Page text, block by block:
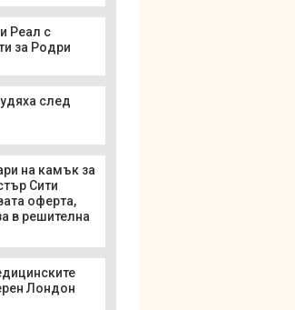
Реал с
за Родри
след
на камък за
Сити
оферта,
в решителна
Лондон